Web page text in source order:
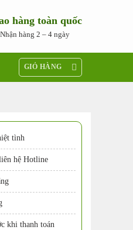
hàng toàn quốc
Nhận hàng 2 – 4 ngày
GIỎ HÀNG
tình
hệ Hotline
khi thanh toán